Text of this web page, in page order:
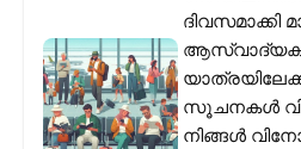
സൂചനകൾ
നിങ്ങൾ